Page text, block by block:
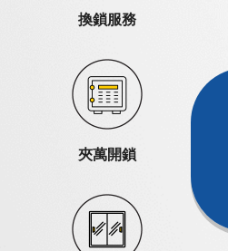
換鎖服務
夾萬開鎖